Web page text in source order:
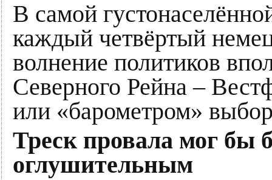
В самой
каждый четвёртый
волнение политиков
Северного Рейна –
или «барометром»
Треск провала мог бы
оглушительным